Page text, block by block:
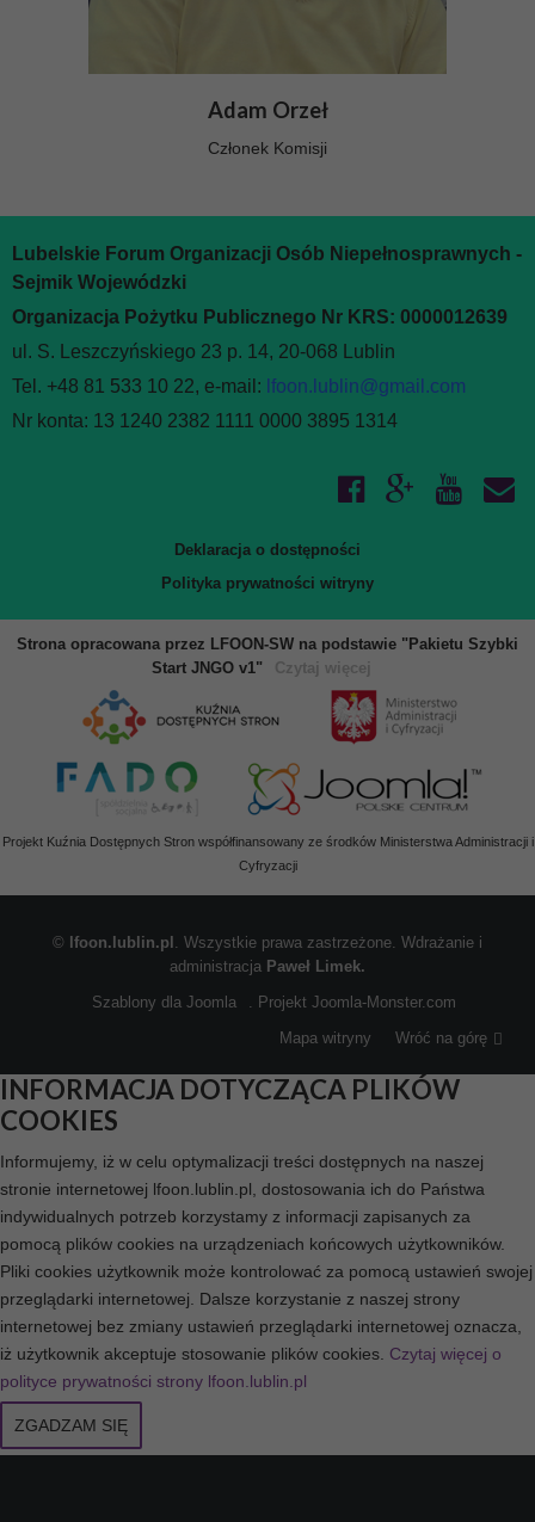
Adam Orzeł
Członek Komisji
Lubelskie Forum Organizacji Osób Niepełnosprawnych -
Sejmik Wojewódzki
Organizacja Pożytku Publicznego Nr KRS: 0000012639
ul. S. Leszczyńskiego 23 p. 14, 20-068 Lublin
Tel. +48 81 533 10 22, e-mail: lfoon.lublin@gmail.com
Nr konta: 13 1240 2382 1111 0000 3895 1314
Deklaracja o dostępności
Polityka prywatności witryny
Strona opracowana przez LFOON-SW na podstawie "Pakietu Szybki
Start JNGO v1"
Czytaj więcej
Projekt Kuźnia Dostępnych Stron współfinansowany ze środków Ministerstwa Administracji i
Cyfryzacji
© lfoon.lublin.pl . Wszystkie prawa zastrzeżone. Wdrażanie i
administracja Paweł Limek.
Szablony dla Joomla
. Projekt Joomla-Monster.com
Mapa witryny
Wróć na górę
INFORMACJA DOTYCZĄCA PLIKÓW
COOKIES
Informujemy, iż w celu optymalizacji treści dostępnych na naszej
stronie internetowej lfoon.lublin.pl, dostosowania ich do Państwa
indywidualnych potrzeb korzystamy z informacji zapisanych za
pomocą plików cookies na urządzeniach końcowych użytkowników.
Pliki cookies użytkownik może kontrolować za pomocą ustawień swojej
przeglądarki internetowej. Dalsze korzystanie z naszej strony
internetowej bez zmiany ustawień przeglądarki internetowej oznacza,
iż użytkownik akceptuje stosowanie plików cookies. Czytaj więcej o
polityce prywatności strony lfoon.lublin.pl
ZGADZAM SIĘ